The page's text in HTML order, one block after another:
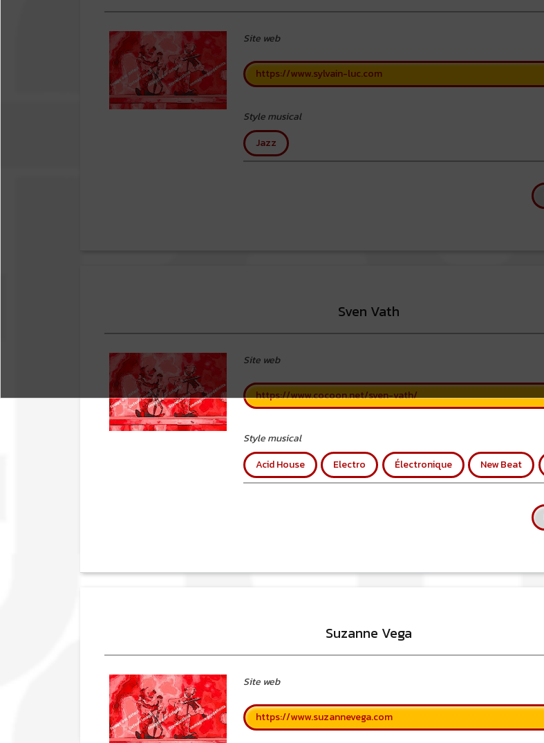
Site web
https://www.sylvain-luc.com
Style musical
Jazz
Sven Vath
Site web
https://www.cocoon.net/sven-vath/
Style musical
Acid House
Electro Électronique New Beat
Suzanne Vega
Site web
https://www.suzannevega.com